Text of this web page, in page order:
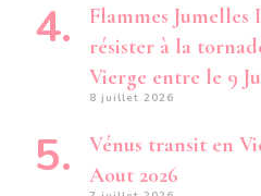
Flammes
résister à la
Vierge entre le 9
8 juillet 2026
Vénus transit en
Aout 2026